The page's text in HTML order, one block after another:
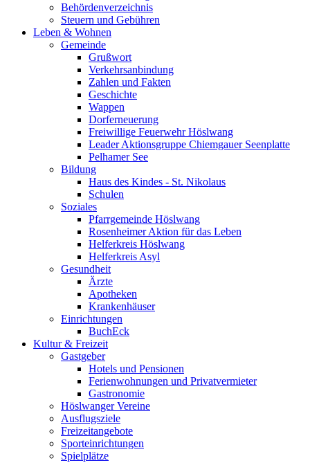
Behördenverzeichnis
Steuern und Gebühren
Leben & Wohnen
Gemeinde
Grußwort
Verkehrsanbindung
Zahlen und Fakten
Geschichte
Wappen
Dorferneuerung
Freiwillige Feuerwehr Höslwang
Leader Aktionsgruppe Chiemgauer Seenplatte
Pelhamer See
Bildung
Haus des Kindes - St. Nikolaus
Schulen
Soziales
Pfarrgemeinde Höslwang
Rosenheimer Aktion für das Leben
Helferkreis Höslwang
Helferkreis Asyl
Gesundheit
Ärzte
Apotheken
Krankenhäuser
Einrichtungen
BuchEck
Kultur & Freizeit
Gastgeber
Hotels und Pensionen
Ferienwohnungen und Privatvermieter
Gastronomie
Höslwanger Vereine
Ausflugsziele
Freizeitangebote
Sporteinrichtungen
Spielplätze